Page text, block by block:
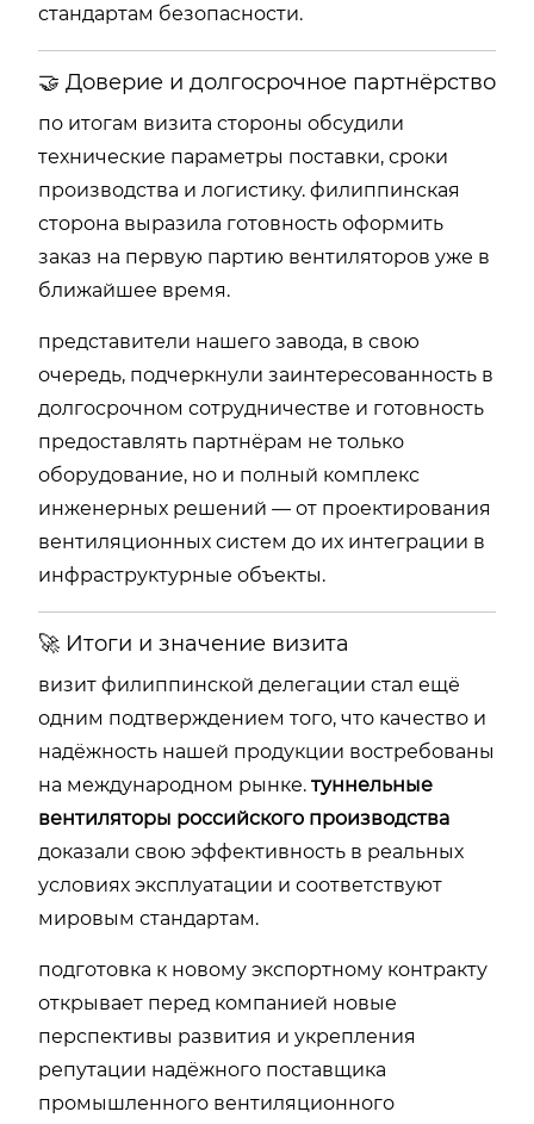
стандартам безопасности.
🤝 Доверие и долгосрочное партнёрство
по итогам визита стороны обсудили
технические параметры поставки, сроки
производства и логистику. филиппинская
сторона выразила готовность оформить
заказ на первую партию вентиляторов уже в
ближайшее время.
представители нашего завода, в свою
очередь, подчеркнули заинтересованность в
долгосрочном сотрудничестве и готовность
предоставлять партнёрам не только
оборудование, но и полный комплекс
инженерных решений — от проектирования
вентиляционных систем до их интеграции в
инфраструктурные объекты.
🚀 Итоги и значение визита
визит филиппинской делегации стал ещё
одним подтверждением того, что качество и
надёжность нашей продукции востребованы
на международном рынке. туннельные
вентиляторы российского производства
доказали свою эффективность в реальных
условиях эксплуатации и соответствуют
мировым стандартам.
подготовка к новому экспортному контракту
открывает перед компанией новые
перспективы развития и укрепления
репутации надёжного поставщика
промышленного вентиляционного